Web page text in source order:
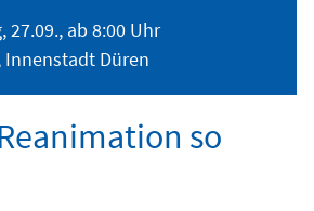
27.09., ab 8:00 Uhr
Innenstadt Düren
so